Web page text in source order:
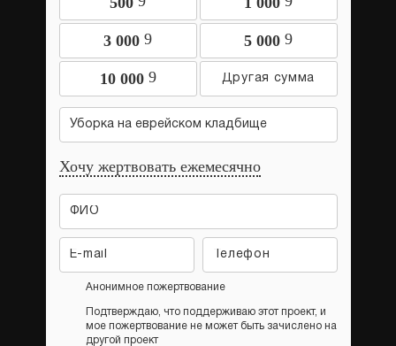
3 000 9 5 000 9
10 000 9
Уборка на еврейском кладбище
Хочу жертвовать ежемесячно
Анонимное пожертвование
Подтверждаю, что поддерживаю этот проект, и
мое пожертвование не может быть зачислено на
другой проект